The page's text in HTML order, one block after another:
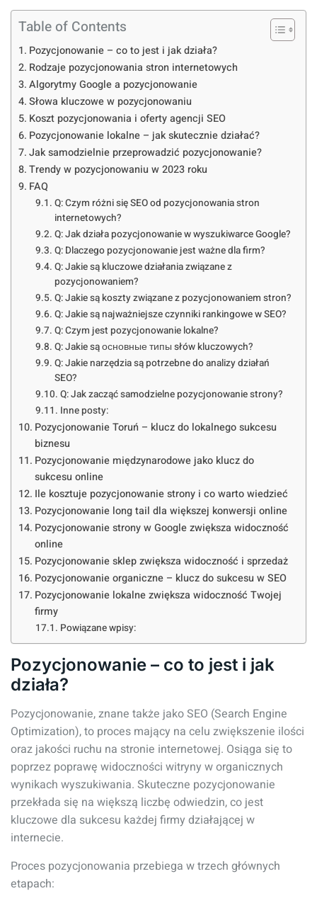
Table of Contents
Pozycjonowanie – co to jest i jak działa?
Rodzaje pozycjonowania stron internetowych
Algorytmy Google a pozycjonowanie
Słowa kluczowe w pozycjonowaniu
Koszt pozycjonowania i oferty agencji SEO
Pozycjonowanie lokalne – jak skutecznie działać?
Jak samodzielnie przeprowadzić pozycjonowanie?
Trendy w pozycjonowaniu w 2023 roku
FAQ
Q: Czym różni się SEO od pozycjonowania stron
internetowych?
Q: Jak działa pozycjonowanie w wyszukiwarce Google?
Q: Dlaczego pozycjonowanie jest ważne dla firm?
Q: Jakie są kluczowe działania związane z
pozycjonowaniem?
Q: Jakie są koszty związane z pozycjonowaniem stron?
Q: Jakie są najważniejsze czynniki rankingowe w SEO?
Q: Czym jest pozycjonowanie lokalne?
Q: Jakie są основные типы słów kluczowych?
Q: Jakie narzędzia są potrzebne do analizy działań
SEO?
Q: Jak zacząć samodzielne pozycjonowanie strony?
Inne posty:
Pozycjonowanie Toruń – klucz do lokalnego sukcesu
biznesu
Pozycjonowanie międzynarodowe jako klucz do
sukcesu online
Ile kosztuje pozycjonowanie strony i co warto wiedzieć
Pozycjonowanie long tail dla większej konwersji online
Pozycjonowanie strony w Google zwiększa widoczność
online
Pozycjonowanie sklep zwiększa widoczność i sprzedaż
Pozycjonowanie organiczne – klucz do sukcesu w SEO
Pozycjonowanie lokalne zwiększa widoczność Twojej
firmy
Powiązane wpisy:
Pozycjonowanie – co to jest i jak
działa?
Pozycjonowanie, znane także jako SEO (Search Engine
Optimization), to proces mający na celu zwiększenie ilości
oraz jakości ruchu na stronie internetowej. Osiąga się to
poprzez poprawę widoczności witryny w organicznych
wynikach wyszukiwania. Skuteczne pozycjonowanie
przekłada się na większą liczbę odwiedzin, co jest
kluczowe dla sukcesu każdej firmy działającej w
internecie.
Proces pozycjonowania przebiega w trzech głównych
etapach: